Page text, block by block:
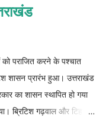
को पराजित करने के पश्चात
शासन प्रारंभ हुआ। उत्तराखंड
का शासन स्थापित हो गया
ब्रिटिश गढ़वाल और टिहरी